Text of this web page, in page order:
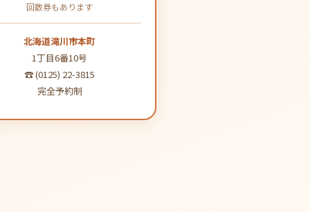
回数券もあります
北海道滝川市本町
1丁目6番10号
☎ (0125) 22-3815
完全予約制